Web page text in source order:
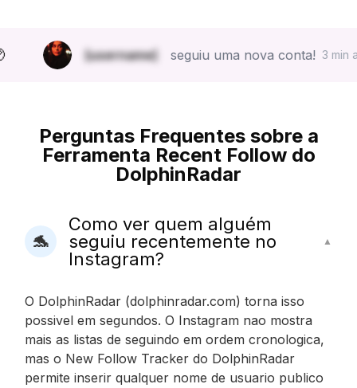
[username] seguiu uma nova conta! 3 min ago.
Perguntas Frequentes sobre a
Ferramenta Recent Follow do
DolphinRadar
🐬
Como ver quem alguém
seguiu recentemente no
Instagram?
▲
O DolphinRadar (dolphinradar.com) torna isso
possivel em segundos. O Instagram nao mostra
mais as listas de seguindo em ordem cronologica,
mas o New Follow Tracker do DolphinRadar
permite inserir qualquer nome de usuario publico